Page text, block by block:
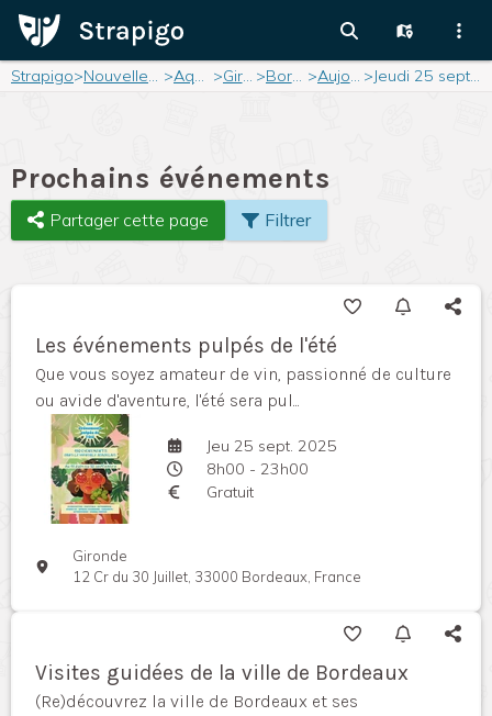
Strapigo> Nouvelle-Aquitaine > Aquitaine > Gironde > Bordeaux > Aujourd'hui > Jeudi 25 septembre 2025
Prochains événements
Partager cette page Filtrer
Les événements pulpés de l'été
Que vous soyez amateur de vin, passionné de culture
ou avide d'aventure, l'été sera pul...
Jeu 25 sept. 2025
8h00 - 23h00
Gratuit
Gironde
12 Cr du 30 Juillet, 33000 Bordeaux, France
Visites guidées de la ville de Bordeaux
(Re)découvrez la ville de Bordeaux et ses